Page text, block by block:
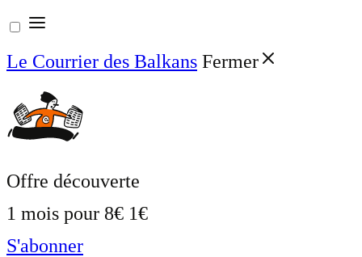
Aller
au
contenu
Le Courrier des Balkans Fermer
Offre découverte
1 mois pour 8€ 1€
S'abonner